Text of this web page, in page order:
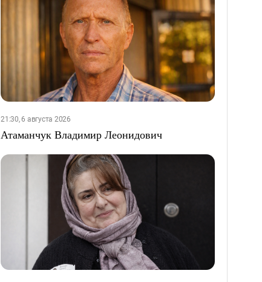
21:30, 6 августа 2026
Атаманчук Владимир Леонидович